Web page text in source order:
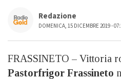
Redazione
DOMENICA, 15 DICEMBRE 2019 -
FRASSINETO – Vittoria
Pastorfrigor Frassineto